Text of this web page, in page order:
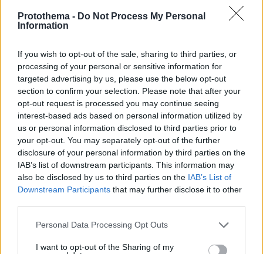
Protothema - Do Not Process My Personal
Information
If you wish to opt-out of the sale, sharing to third parties, or
processing of your personal or sensitive information for
targeted advertising by us, please use the below opt-out
section to confirm your selection. Please note that after your
opt-out request is processed you may continue seeing
interest-based ads based on personal information utilized by
us or personal information disclosed to third parties prior to
your opt-out. You may separately opt-out of the further
disclosure of your personal information by third parties on the
IAB’s list of downstream participants. This information may
also be disclosed by us to third parties on the IAB’s List of
Downstream Participants that may further disclose it to other
Please note that this website/app uses one or more Google
not limited to your visit or usage behaviour. You may click to
Personal Data Processing Opt Outs
I want to opt-out of the Sharing of my
Η Έβελυν Μητροπούλου έγραψε ιστορία με ασημένιο
Οι διακοπές του Γιαμπουσέλε με τους νέους του
συμπαίκτες στον Παναθηναϊκό, δείτε φωτογραφίες
πριν 7 λεπτά
Καζακστάν: Η πρώτη τίγρη επέστρεψε στη φύση έπειτα
από 70 χρόνια
πριν 10 λεπτά
Μακελειό στην Ταϊλάνδη: «Φανατικός gamer» ο
14χρονος που σκότωσε τον παππού και τη γιαγιά του
πριν πάει σε σχολείο και «θερίσει» 5 καθηγητές
πριν 13 λεπτά
συντηρείς τέτοιο έργο τέχνης» απάντησε
πριν 14 λεπτά
πριν 14 λεπτά